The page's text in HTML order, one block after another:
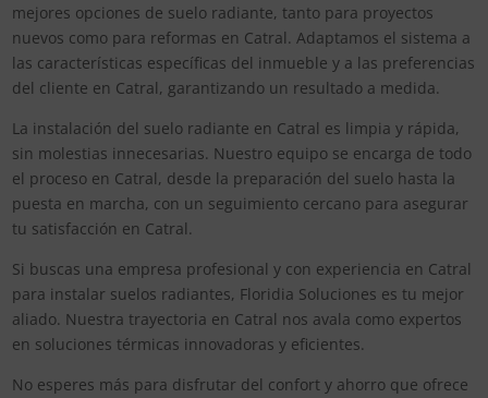
mejores opciones de suelo radiante, tanto para proyectos
nuevos como para reformas en Catral. Adaptamos el sistema a
las características específicas del inmueble y a las preferencias
del cliente en Catral, garantizando un resultado a medida.
La instalación del suelo radiante en Catral es limpia y rápida,
sin molestias innecesarias. Nuestro equipo se encarga de todo
el proceso en Catral, desde la preparación del suelo hasta la
puesta en marcha, con un seguimiento cercano para asegurar
tu satisfacción en Catral.
Si buscas una empresa profesional y con experiencia en Catral
para instalar suelos radiantes, Floridia Soluciones es tu mejor
aliado. Nuestra trayectoria en Catral nos avala como expertos
en soluciones térmicas innovadoras y eficientes.
No esperes más para disfrutar del confort y ahorro que ofrece